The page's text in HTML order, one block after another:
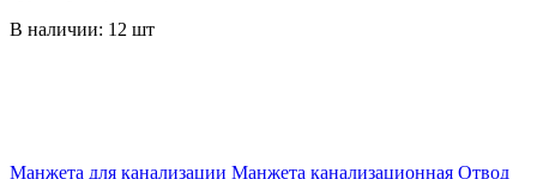
В наличии: 12 шт
Манжета для канализации Манжета канализационная Отвод